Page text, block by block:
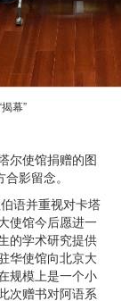
幕”
尔使馆捐赠的图
影留念。
语并重视对卡塔
使馆今后愿进一
的学术研究提供
华使馆向北京大
规模上是一个小
次赠书对阿语系